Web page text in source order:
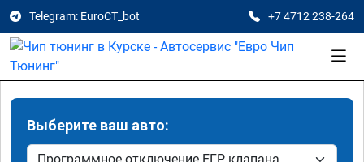
Telegram: EuroCT_bot +7 4712 238-264
Выберите ваш авто: